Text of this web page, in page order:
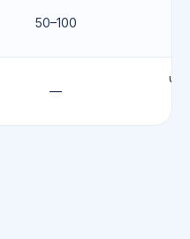
50–100
—